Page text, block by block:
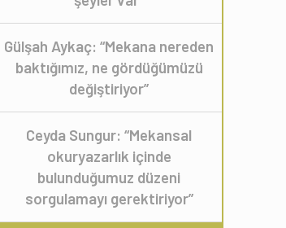
Gülşah Aykaç: “Mekana nereden
baktığımız, ne gördüğümüzü
değiştiriyor”
Ceyda Sungur: “Mekansal
okuryazarlık içinde
bulunduğumuz düzeni
sorgulamayı gerektiriyor”